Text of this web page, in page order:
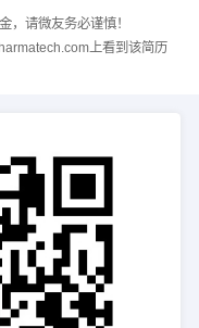
，请微友务必谨慎！
上看到该简历